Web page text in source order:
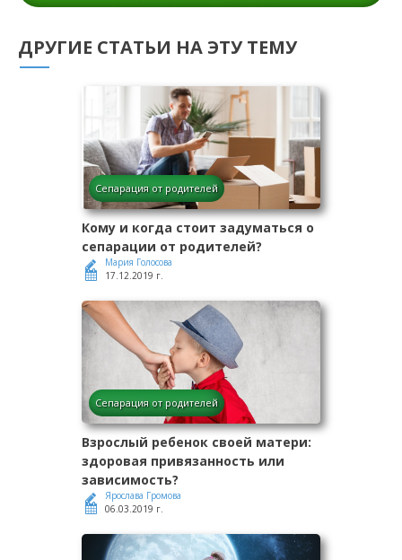
ДРУГИЕ СТАТЬИ НА ЭТУ ТЕМУ
Сепарация от родителей
Кому и когда стоит задуматься о
сепарации от родителей?
Мария Голосова
17.12.2019 г.
Сепарация от родителей
Взрослый ребенок своей матери:
здоровая привязанность или
зависимость?
Ярослава Громова
06.03.2019 г.